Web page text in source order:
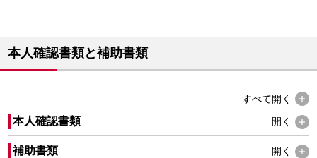
本人確認書類と補助書類
すべて開く
本人確認書類 開く
補助書類 開く